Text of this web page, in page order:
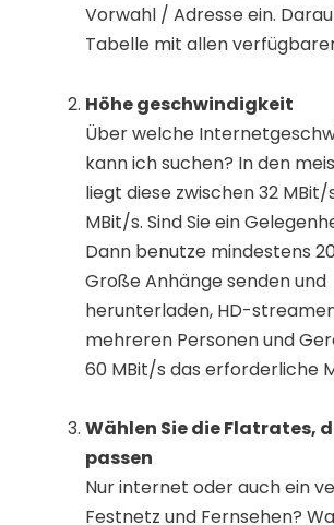
Vorwahl / Adresse ein.
Tabelle mit allen
Höhe geschwindigkeit
Über welche
kann ich suchen? In den
liegt diese zwischen 32 MBit/
MBit/s. Sind Sie ein
Dann benutze mindestens
Große Anhänge senden und
herunterladen, HD-
mehreren Personen und
60 MBit/s das erforderliche
Wählen Sie die Flatrates,
passen
Nur internet oder auch ein
Festnetz und Fernsehen?